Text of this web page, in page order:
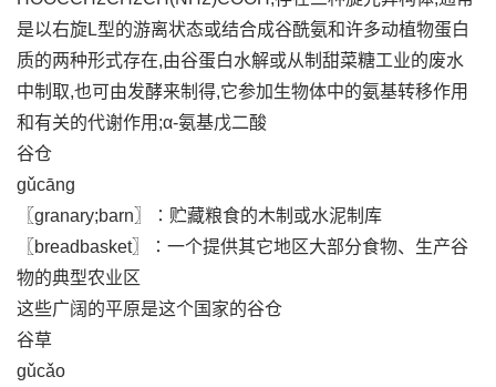
是以右旋L型的游离状态或结合成谷酰氨和许多动植物蛋白
质的两种形式存在,由谷蛋白水解或从制甜菜糖工业的废水
中制取,也可由发酵来制得,它参加生物体中的氨基转移作用
和有关的代谢作用;α-氨基戊二酸
谷仓
gǔcāng
〖granary;barn〗∶贮藏粮食的木制或水泥制库
〖breadbasket〗∶一个提供其它地区大部分食物、生产谷
物的典型农业区
这些广阔的平原是这个国家的谷仓
谷草
gǔcǎo